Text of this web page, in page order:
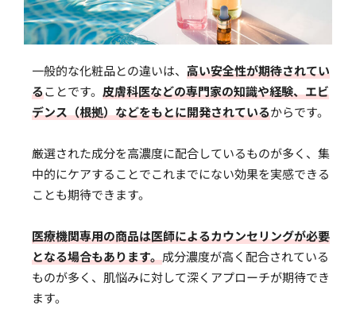
一般的な化粧品との違いは、 高い安全性が期待されてい
ることです。 皮膚科医などの専門家の知識や経験、エビ
デンス（根拠）などをもとに開発されているからです。
厳選された成分を高濃度に配合しているものが多く、集
中的にケアすることでこれまでにない効果を実感できる
ことも期待できます。
医療機関専用の商品は医師によるカウンセリングが必要
となる場合もあります。成分濃度が高く配合されている
ものが多く、肌悩みに対して深くアプローチが期待でき
ます。